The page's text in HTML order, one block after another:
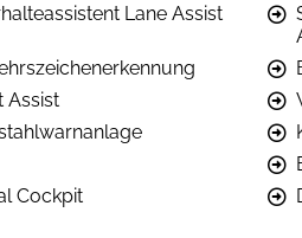
Lane Assist
Assist
Cockpit